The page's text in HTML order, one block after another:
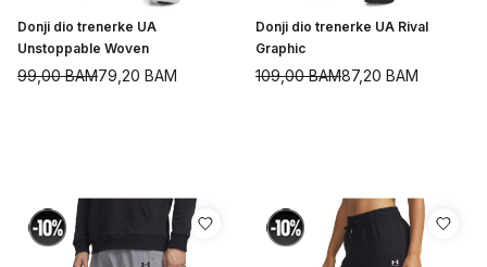
Donji dio trenerke UA
Unstoppable Woven
79,20 BAM
99,00BAM
Donji dio trenerke UA Rival
Graphic
87,20 BAM
109,00BAM